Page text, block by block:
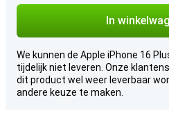
In
We kunnen de Apple iPhone 16
tijdelijk niet leveren. Onze
dit product wel weer leverbaar
andere keuze te maken.